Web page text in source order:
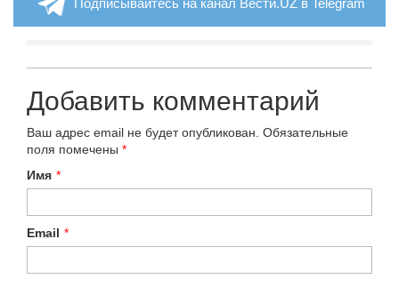
Добавить комментарий
Ваш адрес email не будет опубликован. Обязательные
поля помечены *
Имя *
Email *